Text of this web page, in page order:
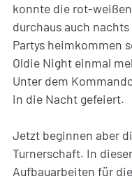
konnte die rot-
durchaus auch
Partys heimkommen
Oldie Night einmal
Unter dem
in die Nacht gefeiert.
Jetzt beginnen aber
Turnerschaft. In
Aufbauarbeiten für